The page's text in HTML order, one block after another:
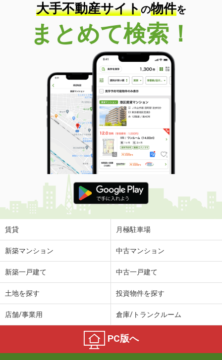
大手不動産サイトの物件を
まとめて検索！
賃貸 月極駐車場
新築マンション 中古マンション
新築一戸建て 中古一戸建て
土地を探す 投資物件を探す
店舗/事業用 倉庫/トランクルーム
PC版へ